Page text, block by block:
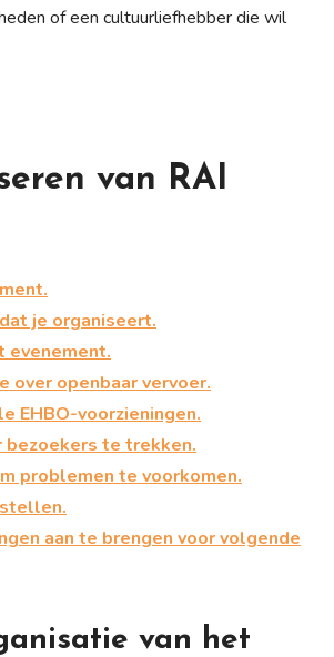
of een cultuurliefhebber die wil
van RAI
je organiseert.
evenement.
over openbaar vervoer.
EHBO-voorzieningen.
bezoekers te trekken.
problemen te voorkomen.
aan te brengen voor volgende
van het